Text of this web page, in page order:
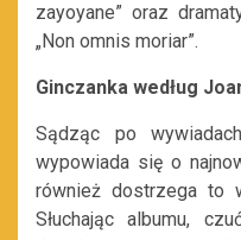
zayoyane” oraz
„Non omnis moriar”.
Ginczanka według
Sądząc po
wypowiada się o
również dostrzega to
Słuchając albumu,